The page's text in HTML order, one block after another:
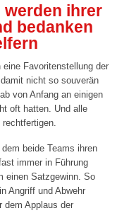
»
werden ihrer
bedanken
Favoritenstellung der
nicht so souverän
von Anfang an einigen
oft hatten. Und alle
beide Teams ihren
immer in Führung
einen Satzgewinn. So
Angriff und Abwehr
dem Applaus der